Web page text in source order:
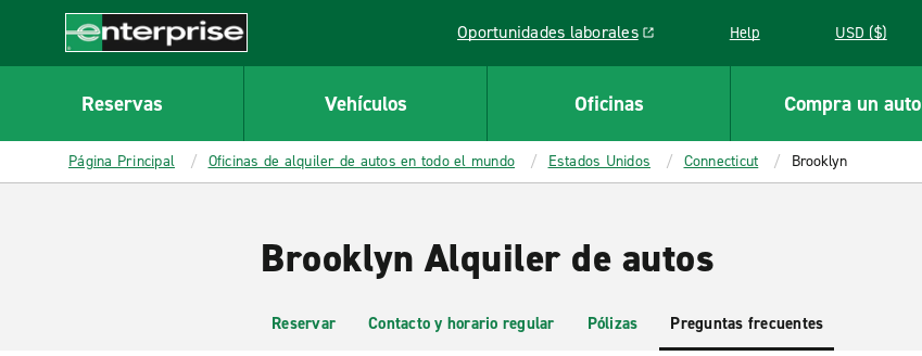
CONTENT
Enterprise
Oportunidades laborales
Link opens in a new window Help USD ($)
Reservas Vehículos Oficinas Compra un auto
Página Principal Oficinas de alquiler de autos en todo el mundo Estados Unidos Connecticut Brooklyn
Brooklyn Alquiler de autos
Reservar Contacto y horario regular Pólizas Preguntas frecuentes